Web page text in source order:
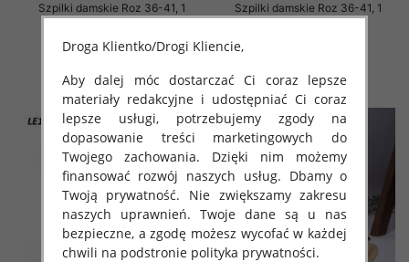
Szpilki damskie Roz 36-41, 1
kolor Paczka 12 szt
50.00 zł
Szpilki damskie Roz 36-41, 1
kolor Paczka 12 szt
Droga Klientko/Drogi Kliencie,
Aby dalej móc dostarczać Ci coraz lepsze
materiały redakcyjne i udostępniać Ci coraz
lepsze usługi, potrzebujemy zgody na
dopasowanie treści marketingowych do
Twojego zachowania. Dzięki nim możemy
finansować rozwój naszych usług. Dbamy o
Twoją prywatność. Nie zwiększamy zakresu
naszych uprawnień. Twoje dane są u nas
bezpieczne, a zgodę możesz wycofać w każdej
chwili na podstronie polityka prywatności.